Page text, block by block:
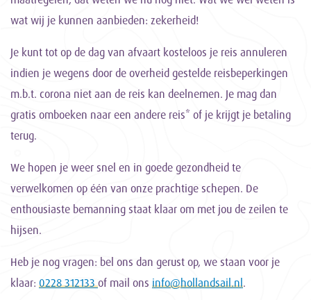
wat wij je kunnen aanbieden: zekerheid!
Je kunt tot op de dag van afvaart kosteloos je reis annuleren
indien je wegens door de overheid gestelde reisbeperkingen
m.b.t. corona niet aan de reis kan deelnemen. Je mag dan
gratis omboeken naar een andere reis* of je krijgt je betaling
terug.
We hopen je weer snel en in goede gezondheid te
verwelkomen op één van onze prachtige schepen. De
enthousiaste bemanning staat klaar om met jou de zeilen te
hijsen.
Heb je nog vragen: bel ons dan gerust op, we staan voor je
klaar: 0228 312133of mail ons info@hollandsail.nl.